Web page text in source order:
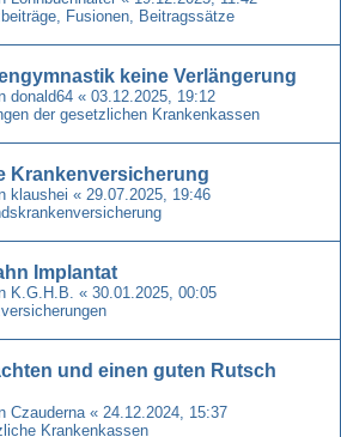
Fusionen, Beitragssätze
keine Verlängerung
donald64 « 03.12.2025, 19:12
der gesetzlichen Krankenkassen
Krankenversicherung
klaushei « 29.07.2025, 19:46
Implantat
K.G.H.B. « 30.01.2025, 00:05
und einen guten Rutsch
Czauderna « 24.12.2024, 15:37
Krankenkassen